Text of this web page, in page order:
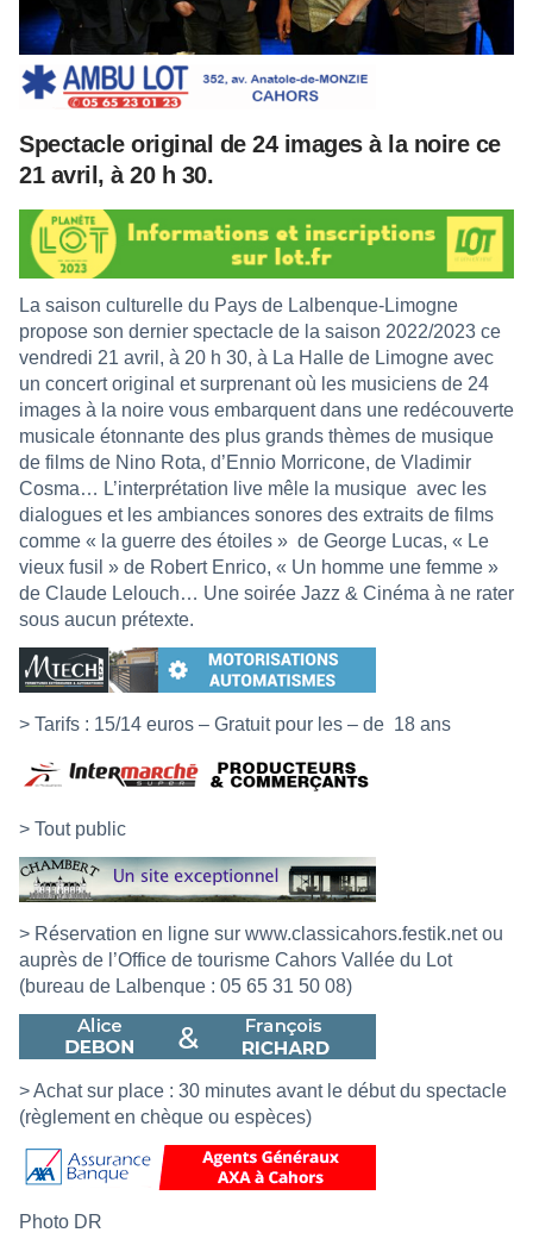
Spectacle original de 24 images à la noire ce
21 avril, à 20 h 30.
La saison culturelle du Pays de Lalbenque-Limogne
propose son dernier spectacle de la saison 2022/2023 ce
vendredi 21 avril, à 20 h 30, à La Halle de Limogne avec
un concert original et surprenant où les musiciens de 24
images à la noire vous embarquent dans une redécouverte
musicale étonnante des plus grands thèmes de musique
de films de Nino Rota, d’Ennio Morricone, de Vladimir
Cosma… L’interprétation live mêle la musique avec les
dialogues et les ambiances sonores des extraits de films
comme « la guerre des étoiles » de George Lucas, « Le
vieux fusil » de Robert Enrico, « Un homme une femme »
de Claude Lelouch… Une soirée Jazz & Cinéma à ne rater
sous aucun prétexte.
> Tarifs : 15/14 euros – Gratuit pour les – de 18 ans
> Tout public
> Réservation en ligne sur www.classicahors.festik.netou
auprès de l’Office de tourisme Cahors Vallée du Lot
(bureau de Lalbenque : 05 65 31 50 08)
> Achat sur place : 30 minutes avant le début du spectacle
(règlement en chèque ou espèces)
Photo DR